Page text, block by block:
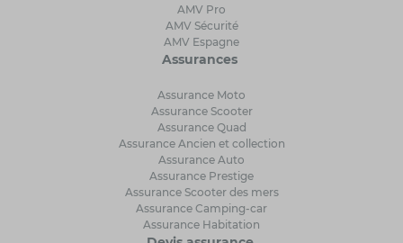
AMV Pro
AMV Sécurité
AMV Espagne
Assurances
Assurance Moto
Assurance Scooter
Assurance Quad
Assurance Ancien et collection
Assurance Auto
Assurance Prestige
Assurance Scooter des mers
Assurance Camping-car
Assurance Habitation